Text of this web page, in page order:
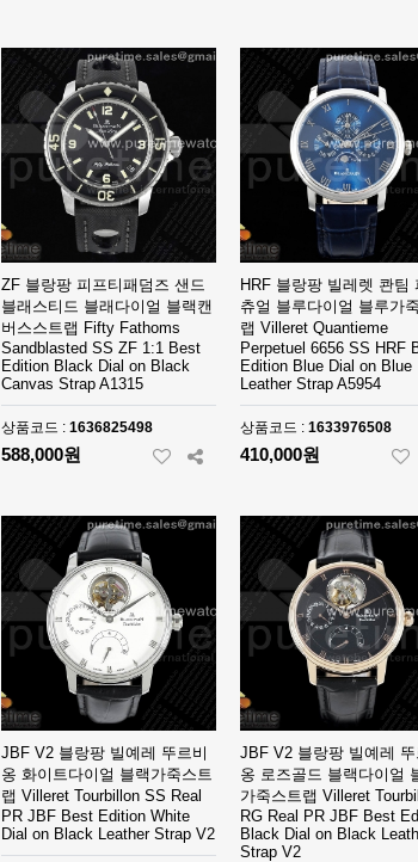
ZF 블랑팡 피프티패덤즈 샌드
블래스티드 블래다이얼 블랙캔
버스스트랩 Fifty Fathoms
Sandblasted SS ZF 1:1 Best
Edition Black Dial on Black
Canvas Strap A1315
상품코드 : 1636825498
588,000원
HRF 블랑팡 빌레렛 콴팀
츄얼 블루다이얼 블루가
랩 Villeret Quantieme
Perpetuel 6656 SS HRF
Edition Blue Dial on Blue
Leather Strap A5954
상품코드 : 1633976508
410,000원
JBF V2 블랑팡 빌예레 뚜르비
옹 화이트다이얼 블랙가죽스트
랩 Villeret Tourbillon SS Real
PR JBF Best Edition White
Dial on Black Leather Strap V2
JBF V2 블랑팡 빌예레 뚜
옹 로즈골드 블랙다이얼
가죽스트랩 Villeret
RG Real PR JBF Best
Black Dial on Black
Strap V2